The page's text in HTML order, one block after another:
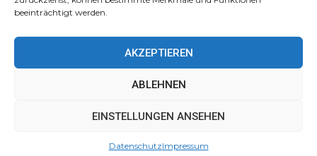
beeinträchtigt werden.
AKZEPTIEREN
ABLEHNEN
EINSTELLUNGEN ANSEHEN
DatenschutzImpressum
PM PROMEDIA LTD KI